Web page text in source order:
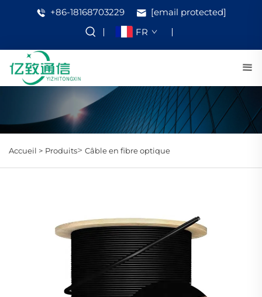
+86-18168703229
[email protected]
FR
Accueil > Produits> Câble en fibre optique